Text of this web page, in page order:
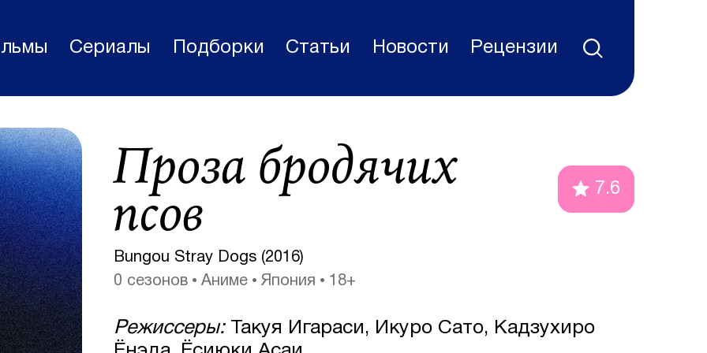
Статьи
Сериалы
Новости
Подборки
Рецензии
О нас
Авторы
Сериалы Подборки Статьи Новости Рецензии
Проза бродячих
псов 7.6
Bungou Stray Dogs (2016)
0 сезонов
Аниме Япония 18+
Режиссеры:Такуя Игараси, Икуро Сато, Кадзухиро